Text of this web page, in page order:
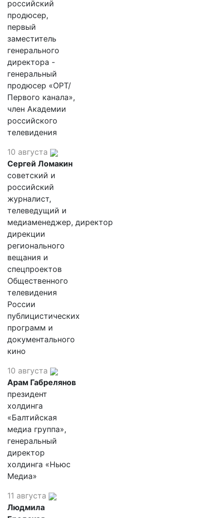
российский
продюсер,
первый
заместитель
генерального
директора -
генеральный
продюсер «ОРТ/
Первого канала»,
член Академии
российского
телевидения
10 августа
Сергей Ломакин
советский и
российский
журналист,
телеведущий и
медиаменеджер, директор
дирекции
регионального
вещания и
спецпроектов
Общественного
телевидения
России
публицистических
программ и
документального
кино
10 августа
Арам Габрелянов
президент
холдинга
«Балтийская
медиа группа»,
генеральный
директор
холдинга «Ньюс
Медиа»
11 августа
Людмила